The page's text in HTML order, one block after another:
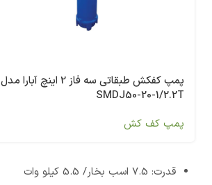
پمپ کفکش طبقاتی سه فاز 2 اینچ آبارا مدل
SMDJ50-20-1/2.2T
پمپ کف کش
قدرت: 7.5 اسب بخار/ 5.5 کیلو وات